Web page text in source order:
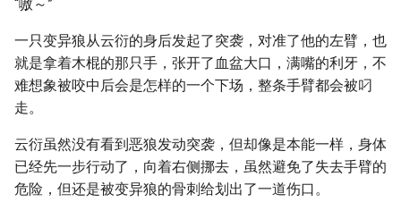
“嗷～”
一只变异狼从云衍的身后发起了突袭，对准了他的左臂，也
就是拿着木棍的那只手，张开了血盆大口，满嘴的利牙，不
难想象被咬中后会是怎样的一个下场，整条手臂都会被叼
走。
云衍虽然没有看到恶狼发动突袭，但却像是本能一样，身体
已经先一步行动了，向着右侧挪去，虽然避免了失去手臂的
危险，但还是被变异狼的骨刺给划出了一道伤口。